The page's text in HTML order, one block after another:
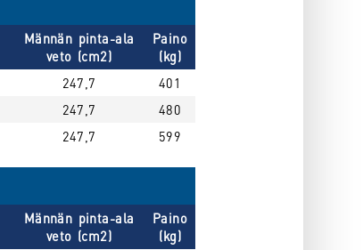
Männän pinta-ala
veto (cm2)
Paino
(kg)
247,7 401
247,7 480
247,7 599
Männän pinta-ala
veto (cm2)
Paino
(kg)